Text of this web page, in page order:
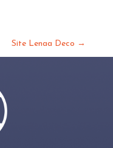
Site Lenaa Deco →